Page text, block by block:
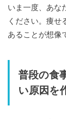
いま一度、あな
ください。痩せ
あることが想像
普段の食
い原因を